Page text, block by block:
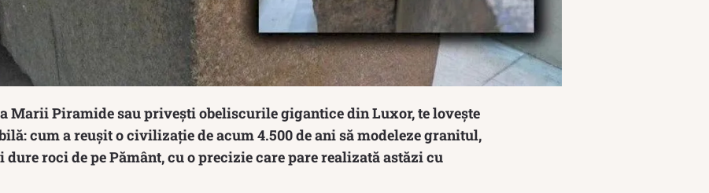
Marii Piramide sau privești obeliscurile gigantice din Luxor, te lovește
cum a reușit o civilizație de acum 4.500 de ani să modeleze granitul,
dure roci de pe Pământ, cu o precizie care pare realizată astăzi cu